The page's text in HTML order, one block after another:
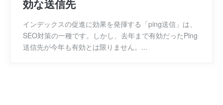
効な送信先
インデックスの促進に効果を発揮する「ping送信」は、
SEO対策の一種です。しかし、去年まで有効だったPing
送信先が今年も有効とは限りません。...